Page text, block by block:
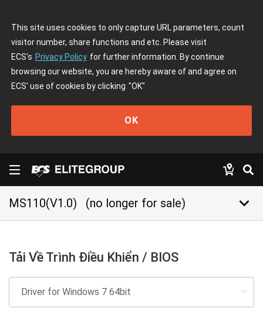
This site uses cookies to only capture URL parameters, count
visitor number, share functions and etc. Please visit
ECS's Privacy Policy for further information. By continue
browsing our website, you are hereby aware of and agree on
ECS' use of cookies by clicking "OK"
OK
MS110(V1.0) (no longer for sale) keyboard_arrow_down
Tải Về Trình Điều Khiển / BIOS